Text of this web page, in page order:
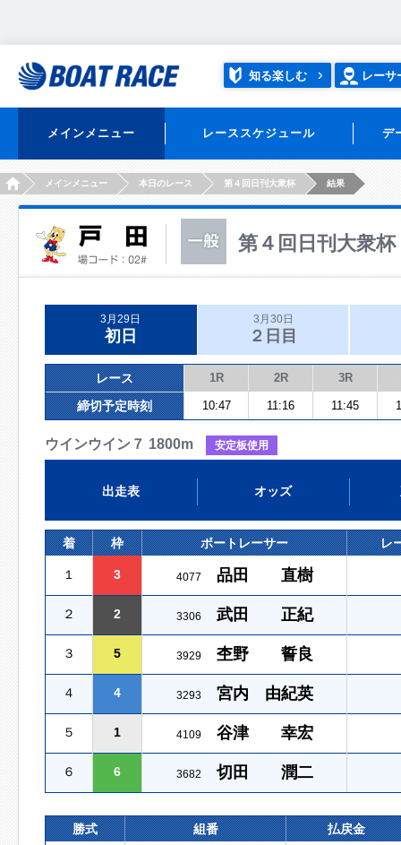
知る楽しむ レーサ
メインメニュー レーススケジュール デ
HOMEメインメニュー 本日のレース 第４回日刊大衆杯 結果
第４回日刊大衆杯
3月29日
初日
3月30日
２日目
レース 1R 2R 3R
締切予定時刻 10:47 11:16 11:45
ウインウイン７ 1800m 安定板使用
出走表 オッズ
着 枠 ボートレーサー レ
１ 3 4077 品田 直樹
２ 2 3306 武田 正紀
３ 5 3929 杢野 誓良
４ 4 3293 宮内 由紀英
５ 1 4109 谷津 幸宏
６ 6 3682 切田 潤二
勝式 組番 払戻金